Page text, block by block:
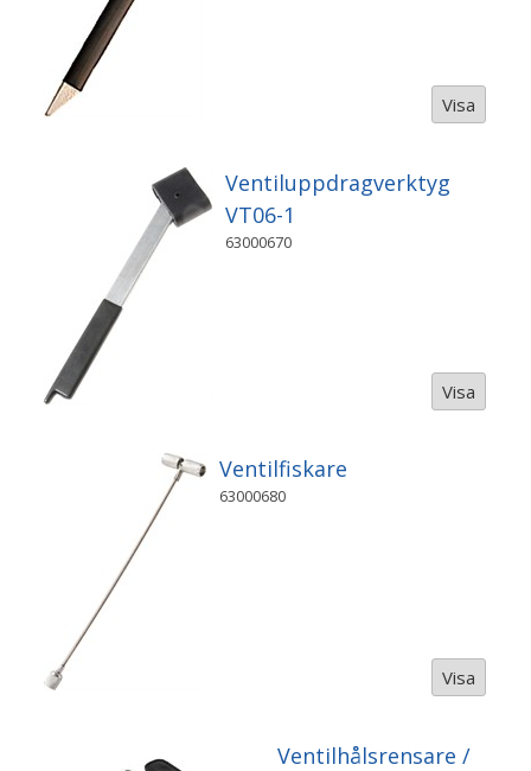
Visa
Ventiluppdragverktyg
VT06-1
63000670
Visa
Ventilfiskare
63000680
Visa
Ventilhålsrensare /